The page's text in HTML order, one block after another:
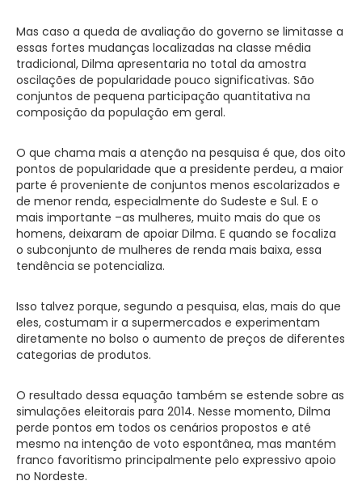
Mas caso a queda de avaliação do governo se limitasse a
essas fortes mudanças localizadas na classe média
tradicional, Dilma apresentaria no total da amostra
oscilações de popularidade pouco significativas. São
conjuntos de pequena participação quantitativa na
composição da população em geral.
O que chama mais a atenção na pesquisa é que, dos oito
pontos de popularidade que a presidente perdeu, a maior
parte é proveniente de conjuntos menos escolarizados e
de menor renda, especialmente do Sudeste e Sul. E o
mais importante –as mulheres, muito mais do que os
homens, deixaram de apoiar Dilma. E quando se focaliza
o subconjunto de mulheres de renda mais baixa, essa
tendência se potencializa.
Isso talvez porque, segundo a pesquisa, elas, mais do que
eles, costumam ir a supermercados e experimentam
diretamente no bolso o aumento de preços de diferentes
categorias de produtos.
O resultado dessa equação também se estende sobre as
simulações eleitorais para 2014. Nesse momento, Dilma
perde pontos em todos os cenários propostos e até
mesmo na intenção de voto espontânea, mas mantém
franco favoritismo principalmente pelo expressivo apoio
no Nordeste.